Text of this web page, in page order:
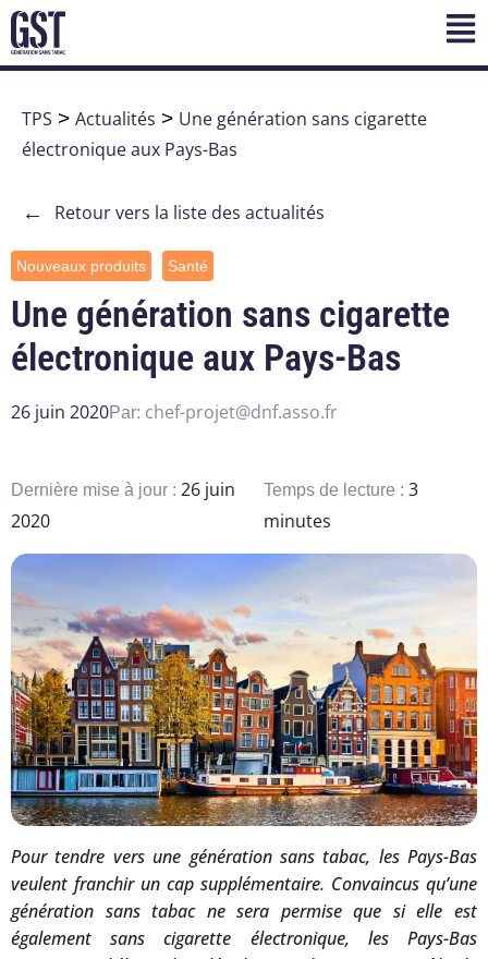
TPS > Actualités > Une génération sans cigarette
électronique aux Pays-Bas
← Retour vers la liste des actualités
Nouveaux produits Santé
Une génération sans cigarette
électronique aux Pays-Bas
26 juin 2020Par: chef-projet@dnf.asso.fr
Dernière mise à jour : 26 juin
2020
Temps de lecture : 3
minutes
Pour tendre vers une génération sans tabac, les Pays-Bas
veulent franchir un cap supplémentaire. Convaincus qu’une
génération sans tabac ne sera permise que si elle est
également sans cigarette électronique, les Pays-Bas